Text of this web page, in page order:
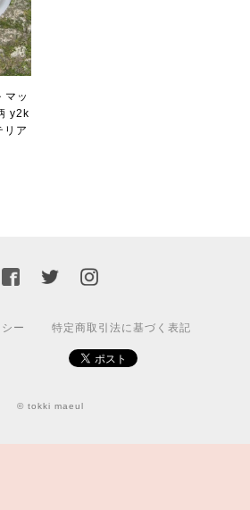
マッ
y2k
リア
ー 特定商取引法に基づく表記
© tokki maeul